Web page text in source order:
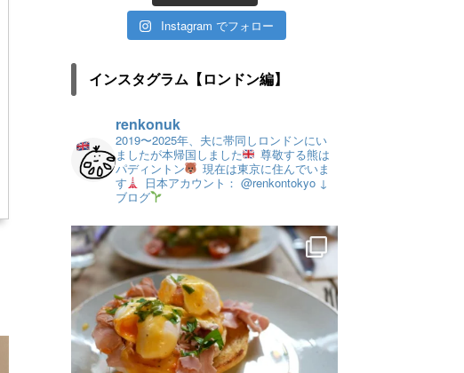
Instagram でフォロー
インスタグラム【ロンドン編】
renkonuk
2019〜2025年、夫に帯同しロンドンにい
ましたが本帰国しました
尊敬する熊は
パディントン
現在は東京に住んでいま
す
日本アカウント： @renkontokyo ↓
ブログ